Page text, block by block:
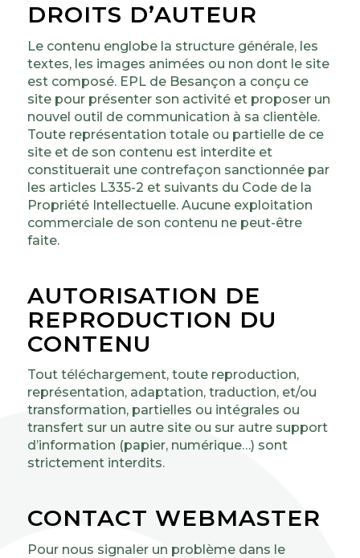
DROITS D’AUTEUR
Le contenu englobe la structure générale, les
textes, les images animées ou non dont le site
est composé. EPL de Besançon a conçu ce
site pour présenter son activité et proposer un
nouvel outil de communication à sa clientèle.
Toute représentation totale ou partielle de ce
site et de son contenu est interdite et
constituerait une contrefaçon sanctionnée par
les articles L335-2 et suivants du Code de la
Propriété Intellectuelle. Aucune exploitation
commerciale de son contenu ne peut-être
faite.
AUTORISATION DE
REPRODUCTION DU
CONTENU
Tout téléchargement, toute reproduction,
représentation, adaptation, traduction, et/ou
transformation, partielles ou intégrales ou
transfert sur un autre site ou sur autre support
d’information (papier, numérique…) sont
strictement interdits.
CONTACT WEBMASTER
Pour nous signaler un problème dans le